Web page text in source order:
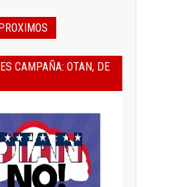
CAMPAÑA: OTAN, DE